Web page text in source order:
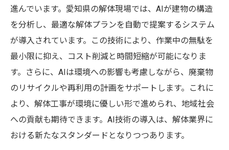
環境教育と社会意識の向上
地域に根差した持続可能な開発
未来を切り開く持続可能な技術
次世代解体技術の展望と課題
サステナビリティを考慮した技術開発
地域社会との連携による技術革新
進んでいます。愛知県の解体現場では、AIが建物の構造
を分析し、最適な解体プランを自動で提案するシステム
が導入されています。この技術により、作業中の無駄を
最小限に抑え、コスト削減と時間短縮が可能になりま
す。さらに、AIは環境への影響も考慮しながら、廃棄物
のリサイクルや再利用の計画をサポートします。これに
より、解体工事が環境に優しい形で進められ、地域社会
への貢献も期待できます。AI技術の導入は、解体業界に
おける新たなスタンダードとなりつつあります。